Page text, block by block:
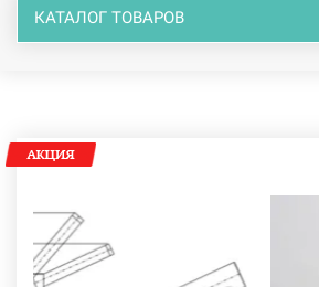
КАТАЛОГ ТОВАРОВ